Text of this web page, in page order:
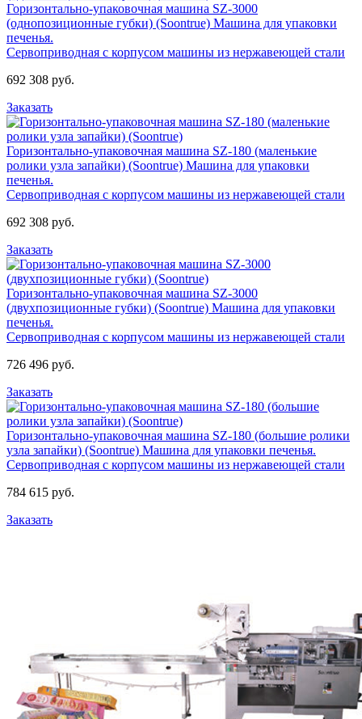
Горизонтально-упаковочная машина SZ-3000
(однопозиционные губки) (Soontrue) Машина для упаковки
печенья.
Сервоприводная с корпусом машины из нержавеющей стали
692 308 руб.
Заказать
Горизонтально-упаковочная машина SZ-180 (маленькие
ролики узла запайки) (Soontrue) Машина для упаковки
печенья.
Сервоприводная с корпусом машины из нержавеющей стали
692 308 руб.
Заказать
Горизонтально-упаковочная машина SZ-3000
(двухпозиционные губки) (Soontrue) Машина для упаковки
печенья.
Сервоприводная с корпусом машины из нержавеющей стали
726 496 руб.
Заказать
Горизонтально-упаковочная машина SZ-180 (большие ролики
узла запайки) (Soontrue) Машина для упаковки печенья.
Сервоприводная с корпусом машины из нержавеющей стали
784 615 руб.
Заказать